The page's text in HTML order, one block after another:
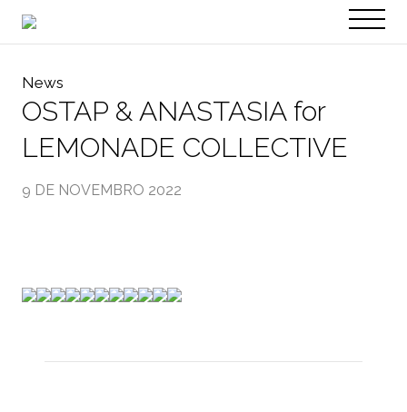
EN
News
OSTAP & ANASTASIA for
LEMONADE COLLECTIVE
9 DE NOVEMBRO 2022